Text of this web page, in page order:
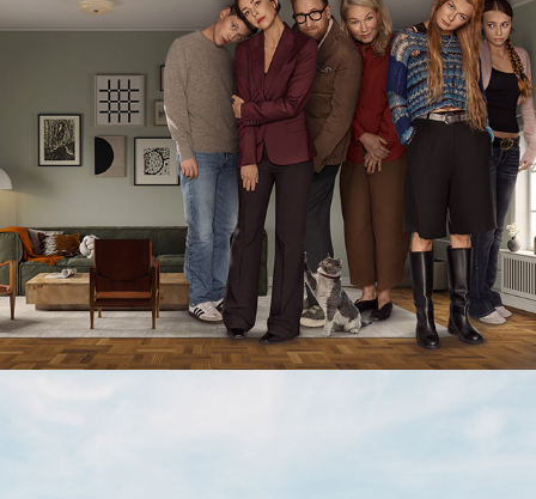
SKILSMÄSSOBARN